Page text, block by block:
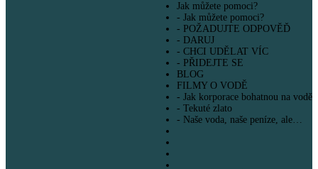
Jak můžete pomoci?
- Jak můžete pomoci?
- POŽADUJTE ODPOVĚĎ
- DARUJ
- CHCI UDĚLAT VÍC
- PŘIDEJTE SE
BLOG
FILMY O VODĚ
- Jak korporace bohatnou na vodě
- Tekuté zlato
- Naše voda, naše peníze, ale…